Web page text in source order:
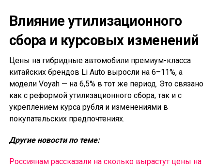
Влияние утилизационного
сбора и курсовых изменений
Цены на гибридные автомобили премиум-класса
китайских брендов Li Auto выросли на 6–11%, а
модели Voyah — на 6,5% в тот же период. Это связано
как с реформой утилизационного сбора, так и с
укреплением курса рубля и изменениями в
покупательских предпочтениях.
Другие новости по теме:
Россиянам рассказали на сколько вырастут цены на